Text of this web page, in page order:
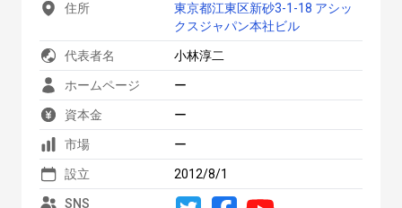
住所
東京都江東区新砂3-1-18 アシッ
クスジャパン本社ビル
代表者名 小林淳二
ホームページ ー
資本金 ー
市場 ー
設立 2012/8/1
SNS